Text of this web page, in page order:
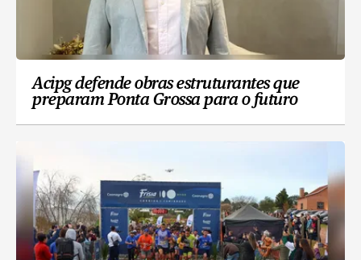
Acipg defende obras estruturantes que
preparam Ponta Grossa para o futuro